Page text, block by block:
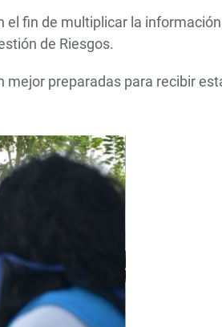
el fin de multiplicar la
de Riesgos.
mejor preparadas para recibir